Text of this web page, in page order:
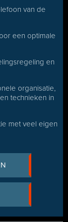
van de
een optimale
en
organisatie,
technieken in
met veel eigen